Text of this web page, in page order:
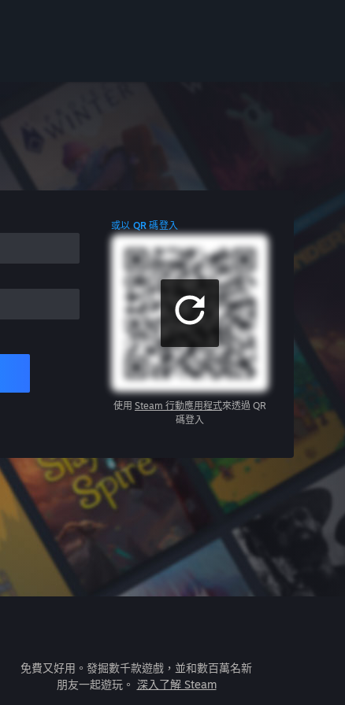
或以 QR 碼登入
使用 Steam 行動應用程式來透過 QR
碼登入
免費又好用。發掘數千款遊戲，並和數百萬名新
朋友一起遊玩。 深入了解 Steam